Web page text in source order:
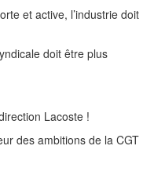
et active, l’industrie doit
doit être plus
Lacoste !
des ambitions de la CGT